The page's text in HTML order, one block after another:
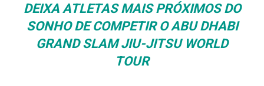
DEIXA ATLETAS MAIS PRÓXIMOS DO
SONHO DE COMPETIR O ABU DHABI
GRAND SLAM JIU-JITSU WORLD
TOUR